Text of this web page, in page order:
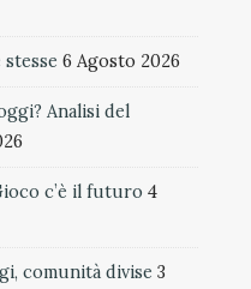
6 Agosto 2026
Analisi del
c’è il futuro 4
comunità divise 3